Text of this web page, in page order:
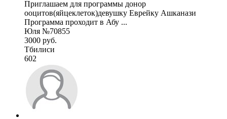
Приглашаем для программы донор
ооцитов(яйцеклеток)девушку Еврейку Ашканази
Программа проходит в Абу ...
Юля №70855
3000 руб.
Тбилиси
602